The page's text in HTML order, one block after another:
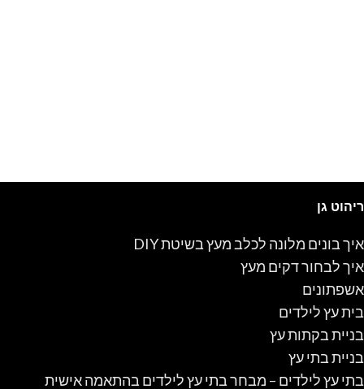
ריהוט גן
איך בונים מלונה לכלב מעץ בשיטת DIY
איך לבחור דקים מעץ
אשפתונים
בית עץ לילדים
בניית בקתות עץ
בניית בתי עץ
בתי עץ לילדים – מבחר בתי עץ לילדים בהתאמה אישית